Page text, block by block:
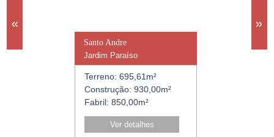
Venda e
Santo Andre
Jardim Paraíso
Terreno: 695,61m²
Construção: 930,00m²
Fabril: 850,00m²
Ver detalhes
« »